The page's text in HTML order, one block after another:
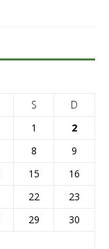
S
D
1
2
8
9
15
16
22
23
29
30